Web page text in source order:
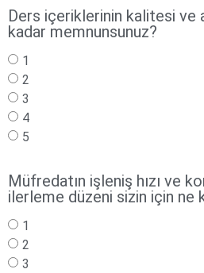
Ders içeriklerinin kalitesi ve
kadar memnunsunuz?
1
2
3
4
5
Müfredatın işleniş hızı ve
ilerleme düzeni sizin için ne
1
2
3